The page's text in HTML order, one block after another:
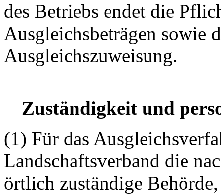
des Betriebs endet die
Ausgleichsbeträgen sowie
Ausgleichszuweisung.
Zuständigkeit und
(1) Für das
Landschaftsverband die
örtlich zuständige